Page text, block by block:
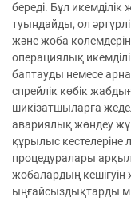
береді. Бұл
туындайды, ол
және жоба
операциялық
баптауды немесе
спрейлік көбік
шикізатшыларға
авариялық жөндеу
құрылыс кестелеріне
процедуралары
жобалардың кешігуін
ыңғайсыздықтарды